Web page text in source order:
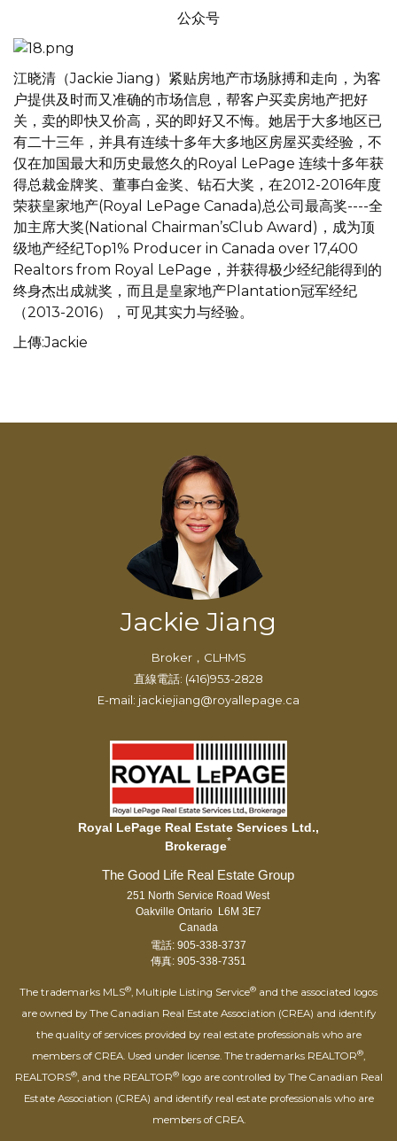
公众号
江晓清（Jackie Jiang）紧贴房地产市场脉搏和走向，为客
户提供及时而又准确的市场信息，帮客户买卖房地产把好
关，卖的即快又价高，买的即好又不悔。她居于大多地区已
有二十三年，并具有连续十多年大多地区房屋买卖经验，不
仅在加国最大和历史最悠久的Royal LePage 连续十多年获
得总裁金牌奖、董事白金奖、钻石大奖，在2012-2016年度
荣获皇家地产(Royal LePage Canada)总公司最高奖----全
加主席大奖(National Chairman’sClub Award)，成为顶
级地产经纪Top1% Producer in Canada over 17,400
Realtors from Royal LePage，并获得极少经纪能得到的
终身杰出成就奖，而且是皇家地产Plantation冠军经纪
（2013-2016），可见其实力与经验。
上傳:Jackie
Jackie Jiang
Broker，CLHMS
直線電話: (416)953-2828
E-mail: jackiejiang@royallepage.ca
Royal LePage Real Estate Services Ltd.,
Brokerage*
251 North Service Road West
Oakville Ontario L6M 3E7
Canada
電話: 905-338-3737
傳真: 905-338-7351
The trademarks MLS®, Multiple Listing Service® and the associated logos
are owned by The Canadian Real Estate Association (CREA) and identify
the quality of services provided by real estate professionals who are
members of CREA. Used under license. The trademarks REALTOR®,
REALTORS®, and the REALTOR®logo are controlled by The Canadian Real
Estate Association (CREA) and identify real estate professionals who are
members of CREA.